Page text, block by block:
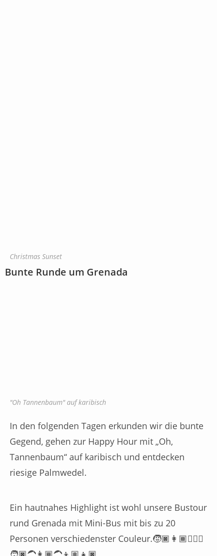
Christmas Sunset
Bunte Runde um Grenada
"Oh Tannenbaum" auf karibisch
In den folgenden Tagen erkunden wir die bunte
Gegend, gehen zur Happy Hour mit „Oh,
Tannenbaum“ auf karibisch und entdecken
riesige Palmwedel.
Ein hautnahes Highlight ist wohl unsere Bustour
rund Grenada mit Mini-Bus mit bis zu 20
Personen verschiedenster Couleur.🧒🏿👩🏾🙋🏼‍♀️